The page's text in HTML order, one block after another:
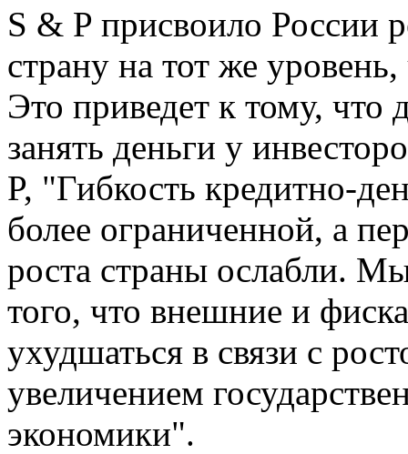
S & P присвоило России
страну на тот же
Это приведет к тому, что
занять деньги у
P, "Гибкость кредитно-
более ограниченной, а
роста страны ослабли.
того, что внешние и
ухудшаться в связи с
увеличением
экономики".